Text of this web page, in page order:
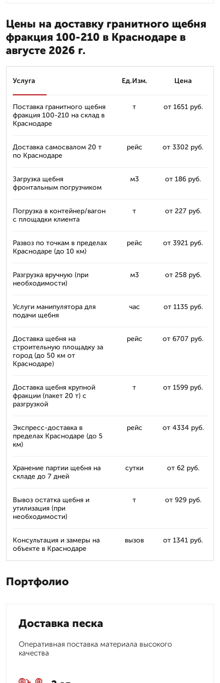
Цены на доставку гранитного щебня
фракция 100-210 в Краснодаре в
августе 2026 г.
Услуга Ед.Изм. Цена
Поставка гранитного щебня
фракция 100-210 на склад в
Краснодаре
т от 1651 руб.
Доставка самосвалом 20 т
по Краснодаре
рейс от 3302 руб.
Загрузка щебня
фронтальным погрузчиком
м3 от 186 руб.
Погрузка в контейнер/вагон
с площадки клиента
т от 227 руб.
Развоз по точкам в пределах
Краснодаре (до 10 км)
рейс от 3921 руб.
Разгрузка вручную (при
необходимости)
м3 от 258 руб.
Услуги манипулятора для
подачи щебня
час от 1135 руб.
Доставка щебня на
строительную площадку за
город (до 50 км от
Краснодаре)
рейс от 6707 руб.
Доставка щебня крупной
фракции (пакет 20 т) с
разгрузкой
т от 1599 руб.
Экспресс-доставка в
пределах Краснодаре (до 5
км)
рейс от 4334 руб.
Хранение партии щебня на
складе до 7 дней
сутки от 62 руб.
Вывоз остатка щебня и
утилизация (при
необходимости)
т от 929 руб.
Консультация и замеры на
объекте в Краснодаре
вызов от 1341 руб.
Портфолио
Доставка песка
Оперативная поставка материала высокого
качества